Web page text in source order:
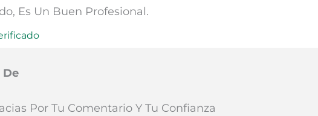
Es Un Buen Profesional.
De
Por Tu Comentario Y Tu Confianza